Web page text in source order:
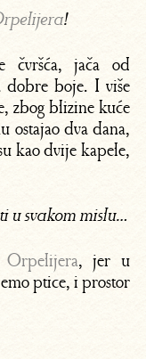
!
čvršća, jača od
dobre boje. I više
zbog blizine kuće
ostajao dva dana,
kao dvije kapele,
u svakom mislu…
Orpelijera, jer u
ptice, i prostor